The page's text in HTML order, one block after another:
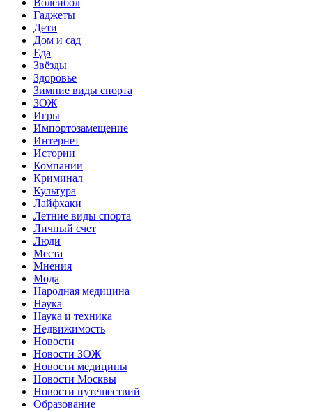
Гаджеты
Дети
Дом и сад
Еда
Звёзды
Здоровье
Зимние виды спорта
ЗОЖ
Игры
Импортозамещение
Интернет
Истории
Компании
Криминал
Культура
Лайфхаки
Летние виды спорта
Личный счет
Люди
Места
Мнения
Мода
Народная медицина
Наука
Наука и техника
Недвижимость
Новости
Новости ЗОЖ
Новости медицины
Новости Москвы
Новости путешествий
Образование